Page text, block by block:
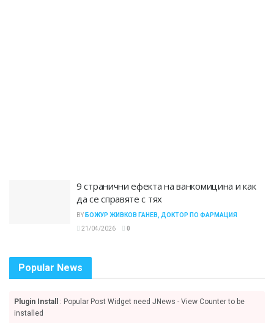
9 странични ефекта на ванкомицина и как
да се справяте с тях
BY БОЖУР ЖИВКОВ ГАНЕВ, ДОКТОР ПО ФАРМАЦИЯ
21/04/2026
0
Popular News
Plugin Install
: Popular Post Widget need JNews - View Counter to be
installed